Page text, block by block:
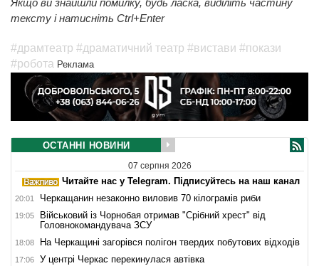
Якщо ви знайшли помилку, будь ласка, виділіть частину
тексту і натисніть Ctrl+Enter
#драмтеатр #драматичний театр #вистави #покази
#робота Реклама
ОСТАННІ НОВИНИ
07 серпня 2026
Читайте нас у Telegram. Підписуйтесь на наш канал
20:01 Черкащанин незаконно виловив 70 кілограмів риби
19:05
Військовий із Чорнобая отримав "Срібний хрест" від
Головнокомандувача ЗСУ
18:08 На Черкащині загорівся полігон твердих побутових відходів
17:06 У центрі Черкас перекинулася автівка